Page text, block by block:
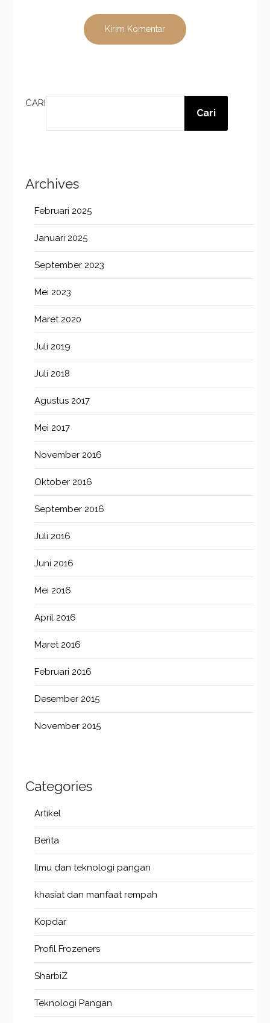
CARI
Cari
Archives
Februari 2025
Januari 2025
September 2023
Mei 2023
Maret 2020
Juli 2019
Juli 2018
Agustus 2017
Mei 2017
November 2016
Oktober 2016
September 2016
Juli 2016
Juni 2016
Mei 2016
April 2016
Maret 2016
Februari 2016
Desember 2015
November 2015
Categories
Artikel
Berita
Ilmu dan teknologi pangan
khasiat dan manfaat rempah
Kopdar
Profil Frozeners
SharbiZ
Teknologi Pangan